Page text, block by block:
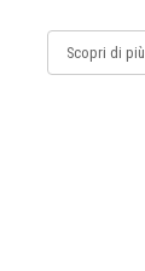
Scopri di più